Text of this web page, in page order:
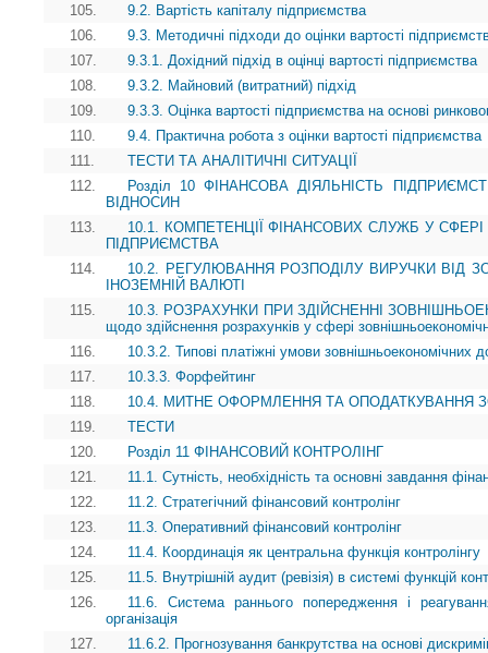
105.
9.2. Вартість капіталу підприємства
106.
9.3. Методичні підходи до оцінки вартості
107.
9.3.1. Дохідний підхід в оцінці вартості підприємства
108.
9.3.2. Майновий (витратний) підхід
109.
9.3.3. Оцінка вартості підприємства на основі
110.
9.4. Практична робота з оцінки вартості підприємства
111.
ТЕСТИ ТА АНАЛІТИЧНІ СИТУАЦІЇ
112.
Розділ 10 ФІНАНСОВА ДІЯЛЬНІСТЬ
ВІДНОСИН
113.
10.1. КОМПЕТЕНЦІЇ ФІНАНСОВИХ СЛУЖБ У
ПІДПРИЄМСТВА
114.
10.2. РЕГУЛЮВАННЯ РОЗПОДІЛУ ВИРУЧКИ ВІД
ІНОЗЕМНІЙ ВАЛЮТІ
115.
10.3. РОЗРАХУНКИ ПРИ ЗДІЙСНЕННІ
щодо здійснення розрахунків у сфері
116.
10.3.2. Типові платіжні умови зовнішньоекономічних
117.
10.3.3. Форфейтинг
118.
10.4. МИТНЕ ОФОРМЛЕННЯ ТА ОПОДАТКУВАННЯ
119.
ТЕСТИ
120.
Розділ 11 ФІНАНСОВИЙ КОНТРОЛІНГ
121.
11.1. Сутність, необхідність та основні завдання
122.
11.2. Стратегічний фінансовий контролінг
123.
11.3. Оперативний фінансовий контролінг
124.
11.4. Координація як центральна функція контролінгу
125.
11.5. Внутрішній аудит (ревізія) в системі функцій
126.
11.6. Система раннього попередження і
організація
127.
11.6.2. Прогнозування банкрутства на основі